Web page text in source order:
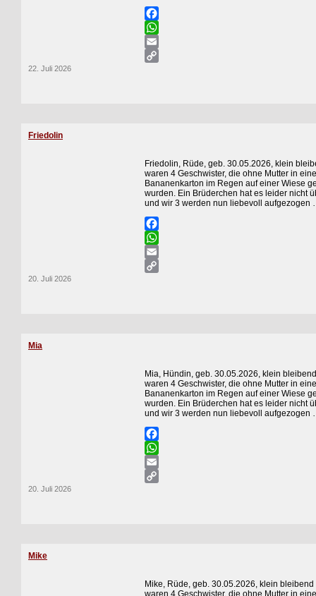
Facebook
WhatsApp
Email
Copy
22. Juli 2026
Friedolin
Friedolin, Rüde, geb. 30.05.2026, klein
waren 4 Geschwister, die ohne Mutter in
Bananenkarton im Regen auf einer Wiese
wurden. Ein Brüderchen hat es leider nicht
und wir 3 werden nun liebevoll aufgezogen
Facebook
WhatsApp
Email
Copy
20. Juli 2026
Mia
Mia, Hündin, geb. 30.05.2026, klein
waren 4 Geschwister, die ohne Mutter in
Bananenkarton im Regen auf einer Wiese
wurden. Ein Brüderchen hat es leider nicht
und wir 3 werden nun liebevoll aufgezogen
Facebook
WhatsApp
Email
Copy
20. Juli 2026
Mike
Mike, Rüde, geb. 30.05.2026, klein bleibend
waren 4 Geschwister, die ohne Mutter in